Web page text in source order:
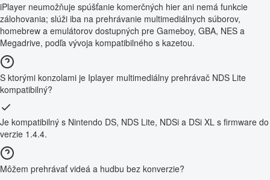
iPlayer neumožňuje spúšťanie komerčných hier ani nemá funkcie
zálohovania; slúži iba na prehrávanie multimediálnych súborov,
homebrew a emulátorov dostupných pre Gameboy, GBA, NES a
Megadrive, podľa vývoja kompatibilného s kazetou.
S ktorými konzolami je Iplayer multimediálny prehrávač NDS Lite
kompatibilný?
Je kompatibilný s Nintendo DS, NDS Lite, NDSi a DSi XL s firmware do
verzie 1.4.4.
Môžem prehrávať videá a hudbu bez konverzie?